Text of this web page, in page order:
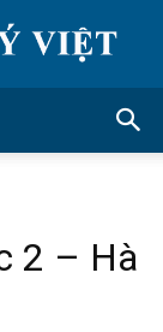
2 – Hà